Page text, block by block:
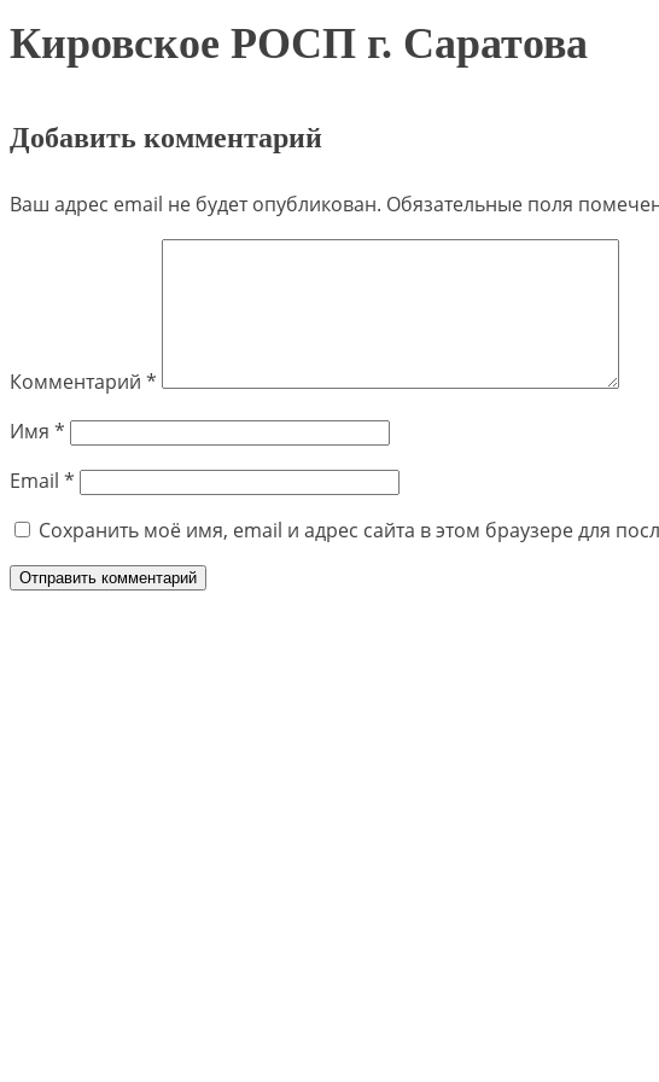
Кировское РОСП г. Саратова
Добавить комментарий
Ваш адрес email не будет опубликован. Обязательные поля
Комментарий *
Имя *
Email *
Сохранить моё имя, email и адрес сайта в этом браузере для